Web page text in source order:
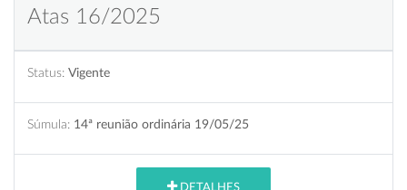
Atas 16/2025
Status: Vigente
Súmula: 14ª reunião ordinária 19/05/25